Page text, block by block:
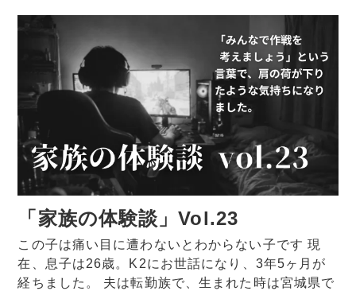
「家族の体験談」Vol.23
この子は痛い目に遭わないとわからない子です 現
在、息子は26歳。K2にお世話になり、3年5ヶ月が
経ちました。 夫は転勤族で、生まれた時は宮城県で